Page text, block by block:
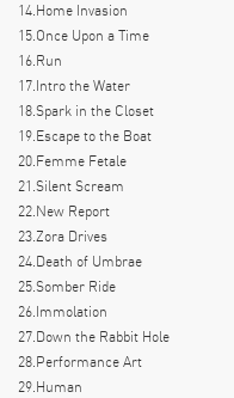
14.Home Invasion
15.Once Upon a Time
16.Run
17.Intro the Water
18.Spark in the Closet
19.Escape to the Boat
20.Femme Fetale
21.Silent Scream
22.New Report
23.Zora Drives
24.Death of Umbrae
25.Somber Ride
26.Immolation
27.Down the Rabbit Hole
28.Performance Art
29.Human